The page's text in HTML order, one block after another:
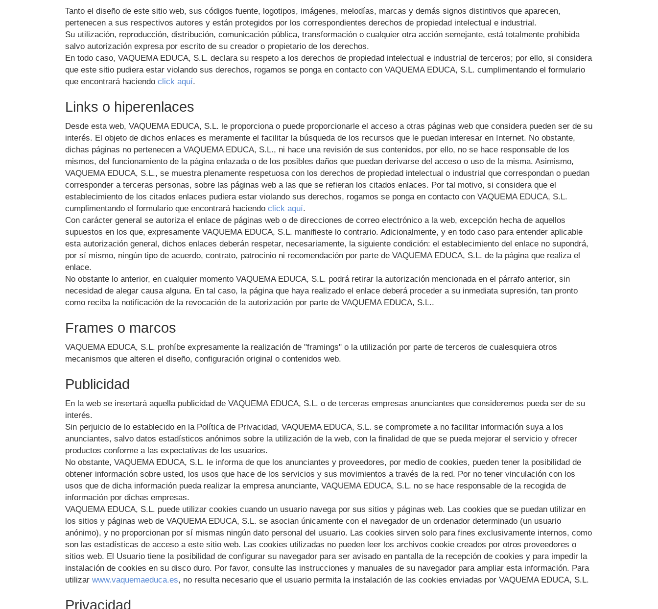
Tanto el diseño de este sitio web, sus códigos fuente, logotipos, imágenes, melodías, marcas y demás signos distintivos que aparecen,
pertenecen a sus respectivos autores y están protegidos por los correspondientes derechos de propiedad intelectual e industrial.
Su utilización, reproducción, distribución, comunicación pública, transformación o cualquier otra acción semejante, está totalmente prohibida
salvo autorización expresa por escrito de su creador o propietario de los derechos.
En todo caso, VAQUEMA EDUCA, S.L. declara su respeto a los derechos de propiedad intelectual e industrial de terceros; por ello, si considera
que este sitio pudiera estar violando sus derechos, rogamos se ponga en contacto con VAQUEMA EDUCA, S.L. cumplimentando el formulario
que encontrará haciendo click aquí.
Links o hiperenlaces
Desde esta web, VAQUEMA EDUCA, S.L. le proporciona o puede proporcionarle el acceso a otras páginas web que considera pueden ser de su
interés. El objeto de dichos enlaces es meramente el facilitar la búsqueda de los recursos que le puedan interesar en Internet. No obstante,
dichas páginas no pertenecen a VAQUEMA EDUCA, S.L., ni hace una revisión de sus contenidos, por ello, no se hace responsable de los
mismos, del funcionamiento de la página enlazada o de los posibles daños que puedan derivarse del acceso o uso de la misma. Asimismo,
VAQUEMA EDUCA, S.L., se muestra plenamente respetuosa con los derechos de propiedad intelectual o industrial que correspondan o puedan
corresponder a terceras personas, sobre las páginas web a las que se refieran los citados enlaces. Por tal motivo, si considera que el
establecimiento de los citados enlaces pudiera estar violando sus derechos, rogamos se ponga en contacto con VAQUEMA EDUCA, S.L.
cumplimentando el formulario que encontrará haciendo click aquí.
Con carácter general se autoriza el enlace de páginas web o de direcciones de correo electrónico a la web, excepción hecha de aquellos
supuestos en los que, expresamente VAQUEMA EDUCA, S.L. manifieste lo contrario. Adicionalmente, y en todo caso para entender aplicable
esta autorización general, dichos enlaces deberán respetar, necesariamente, la siguiente condición: el establecimiento del enlace no supondrá,
por sí mismo, ningún tipo de acuerdo, contrato, patrocinio ni recomendación por parte de VAQUEMA EDUCA, S.L. de la página que realiza el
enlace.
No obstante lo anterior, en cualquier momento VAQUEMA EDUCA, S.L. podrá retirar la autorización mencionada en el párrafo anterior, sin
necesidad de alegar causa alguna. En tal caso, la página que haya realizado el enlace deberá proceder a su inmediata supresión, tan pronto
como reciba la notificación de la revocación de la autorización por parte de VAQUEMA EDUCA, S.L..
Frames o marcos
VAQUEMA EDUCA, S.L. prohíbe expresamente la realización de "framings" o la utilización por parte de terceros de cualesquiera otros
mecanismos que alteren el diseño, configuración original o contenidos web.
Publicidad
En la web se insertará aquella publicidad de VAQUEMA EDUCA, S.L. o de terceras empresas anunciantes que consideremos pueda ser de su
interés.
Sin perjuicio de lo establecido en la Política de Privacidad, VAQUEMA EDUCA, S.L. se compromete a no facilitar información suya a los
anunciantes, salvo datos estadísticos anónimos sobre la utilización de la web, con la finalidad de que se pueda mejorar el servicio y ofrecer
productos conforme a las expectativas de los usuarios.
No obstante, VAQUEMA EDUCA, S.L. le informa de que los anunciantes y proveedores, por medio de cookies, pueden tener la posibilidad de
obtener información sobre usted, los usos que hace de los servicios y sus movimientos a través de la red. Por no tener vinculación con los
usos que de dicha información pueda realizar la empresa anunciante, VAQUEMA EDUCA, S.L. no se hace responsable de la recogida de
información por dichas empresas.
VAQUEMA EDUCA, S.L. puede utilizar cookies cuando un usuario navega por sus sitios y páginas web. Las cookies que se puedan utilizar en
los sitios y páginas web de VAQUEMA EDUCA, S.L. se asocian únicamente con el navegador de un ordenador determinado (un usuario
anónimo), y no proporcionan por sí mismas ningún dato personal del usuario. Las cookies sirven solo para fines exclusivamente internos, como
son las estadísticas de acceso a este sitio web. Las cookies utilizadas no pueden leer los archivos cookie creados por otros proveedores o
sitios web. El Usuario tiene la posibilidad de configurar su navegador para ser avisado en pantalla de la recepción de cookies y para impedir la
instalación de cookies en su disco duro. Por favor, consulte las instrucciones y manuales de su navegador para ampliar esta información. Para
utilizar www.vaquemaeduca.es, no resulta necesario que el usuario permita la instalación de las cookies enviadas por VAQUEMA EDUCA, S.L.
Privacidad